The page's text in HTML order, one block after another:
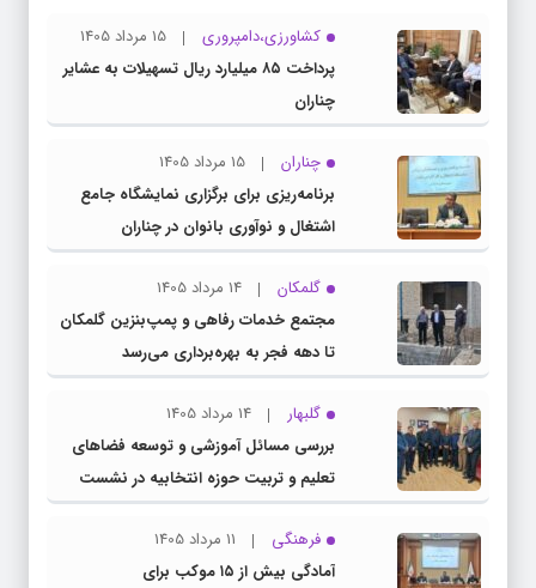
کشاورزی،دامپروری
15 مرداد 1405
پرداخت ۸۵ میلیارد ریال تسهیلات به عشایر
چناران
چناران
15 مرداد 1405
برنامه‌ریزی برای برگزاری نمایشگاه جامع
اشتغال و نوآوری بانوان در چناران
گلمکان
14 مرداد 1405
مجتمع خدمات رفاهی و پمپ‌بنزین گلمکان
تا دهه فجر به بهره‌برداری می‌رسد
گلبهار
14 مرداد 1405
بررسی مسائل آموزشی و توسعه فضاهای
تعلیم و تربیت حوزه انتخابیه در نشست
مشترک عضو کمیسیون آموزش مجلس با
مدیرکل آموزش و پرورش خراسان رضوی
فرهنگی
11 مرداد 1405
آمادگی بیش از ۱۵ موکب برای